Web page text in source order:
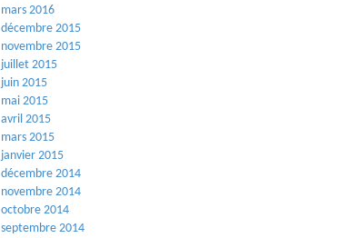
mars 2016
décembre 2015
novembre 2015
juillet 2015
juin 2015
mai 2015
avril 2015
mars 2015
janvier 2015
décembre 2014
novembre 2014
octobre 2014
septembre 2014